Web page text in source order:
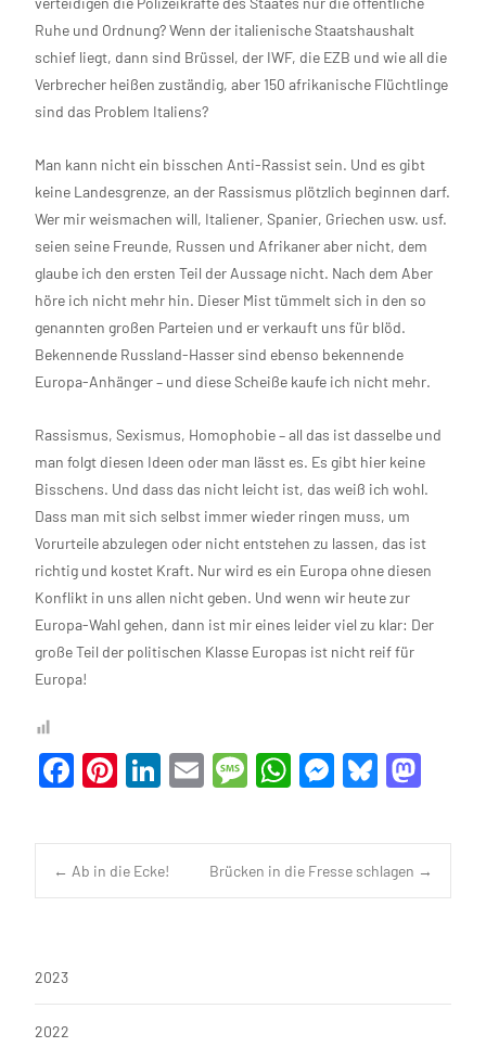
Ruhe und Ordnung? Wenn der italienische Staatshaushalt
schief liegt, dann sind Brüssel, der IWF, die EZB und wie all die
Verbrecher heißen zuständig, aber 150 afrikanische Flüchtlinge
sind das Problem Italiens?
Man kann nicht ein bisschen Anti-Rassist sein. Und es gibt
keine Landesgrenze, an der Rassismus plötzlich beginnen darf.
Wer mir weismachen will, Italiener, Spanier, Griechen usw. usf.
seien seine Freunde, Russen und Afrikaner aber nicht, dem
glaube ich den ersten Teil der Aussage nicht. Nach dem Aber
höre ich nicht mehr hin. Dieser Mist tümmelt sich in den so
genannten großen Parteien und er verkauft uns für blöd.
Bekennende Russland-Hasser sind ebenso bekennende
Europa-Anhänger – und diese Scheiße kaufe ich nicht mehr.
Rassismus, Sexismus, Homophobie – all das ist dasselbe und
man folgt diesen Ideen oder man lässt es. Es gibt hier keine
Bisschens. Und dass das nicht leicht ist, das weiß ich wohl.
Dass man mit sich selbst immer wieder ringen muss, um
Vorurteile abzulegen oder nicht entstehen zu lassen, das ist
richtig und kostet Kraft. Nur wird es ein Europa ohne diesen
Konflikt in uns allen nicht geben. Und wenn wir heute zur
Europa-Wahl gehen, dann ist mir eines leider viel zu klar: Der
große Teil der politischen Klasse Europas ist nicht reif für
Europa!
F
c
e
b
k
Pi
er
es
t
Li
ke
dI
n
E
ail
M
sa
g
e
W
at
s
A
M
se
n
g
Bl
es
ky
to
d
o
Navigation
posten
← Ab in die Ecke! Brücken in die Fresse schlagen →
2023
2022